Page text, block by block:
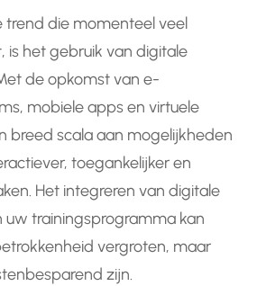
trend die momenteel veel
is het gebruik van digitale
de opkomst van e-
mobiele apps en virtuele
breed scala aan mogelijkheden
toegankelijker en
Het integreren van digitale
uw trainingsprogramma kan
vergroten, maar
zijn.